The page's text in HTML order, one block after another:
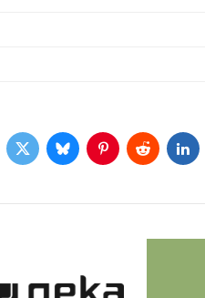
TwitterBlueskyPinterestReddit